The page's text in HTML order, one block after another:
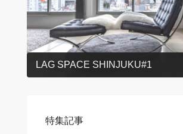
LAG SPACE SHINJUKU#1
特集記事